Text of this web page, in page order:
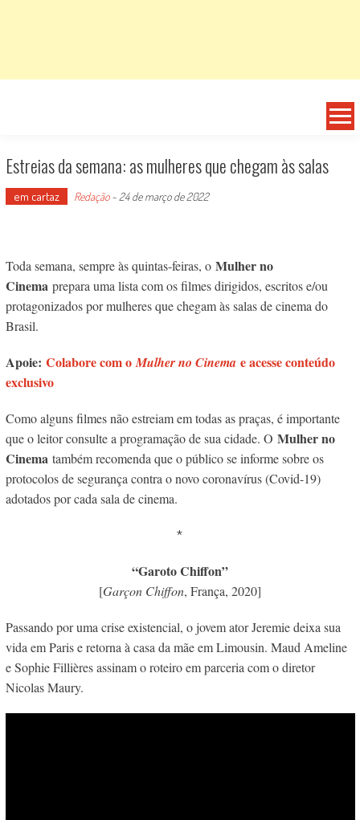
Estreias da semana: as mulheres que chegam às salas
em cartaz Redação- 24 de março de 2022
Toda semana, sempre às quintas-feiras, o Mulher no
Cinema prepara uma lista com os filmes dirigidos, escritos e/ou
protagonizados por mulheres que chegam às salas de cinema do
Brasil.
Apoie: Colabore com oMulher no Cinemae acesse conteúdo
exclusivo
Como alguns filmes não estreiam em todas as praças, é importante
que o leitor consulte a programação de sua cidade. O Mulher no
Cinema também recomenda que o público se informe sobre os
protocolos de segurança contra o novo coronavírus (Covid-19)
adotados por cada sala de cinema.
*
“Garoto Chiffon”
[Garçon Chiffon, França, 2020]
Passando por uma crise existencial, o jovem ator Jeremie deixa sua
vida em Paris e retorna à casa da mãe em Limousin. Maud Ameline
e Sophie Fillières assinam o roteiro em parceria com o diretor
Nicolas Maury.